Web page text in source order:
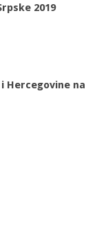
2019
Hercegovine na